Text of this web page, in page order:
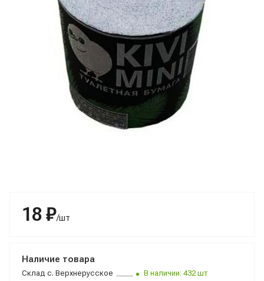
18 ₽/шт
Наличие товара
Склад с. Верхнерусское
В наличии: 432 шт